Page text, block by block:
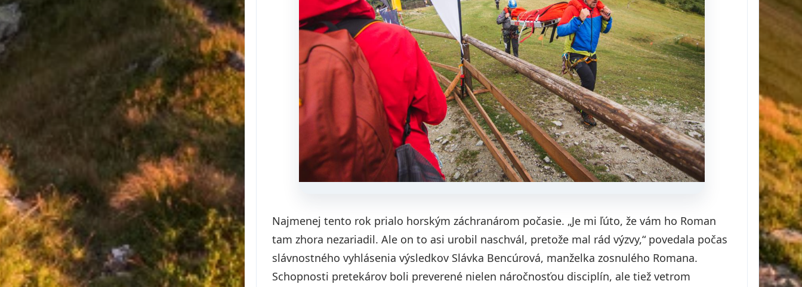
Najmenej tento rok prialo horským záchranárom počasie. „Je mi ľúto, že vám ho Roman
tam zhora nezariadil. Ale on to asi urobil naschvál, pretože mal rád výzvy,“ povedala počas
slávnostného vyhlásenia výsledkov Slávka Bencúrová, manželka zosnulého Romana.
Schopnosti pretekárov boli preverené nielen náročnosťou disciplín, ale tiež vetrom